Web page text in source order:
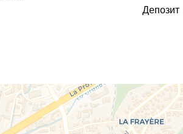
Депозит